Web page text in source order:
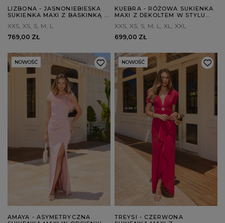
LIZBONA - JASNONIEBIESKA
SUKIENKA MAXI Z BASKINKĄ I
KWIATEM
XXS XS S M L
769,00 ZŁ
KUEBRA - RÓŻOWA SUKIENKA
MAXI Z DEKOLTEM W STYLU
XXS XS S M L XL XXL
699,00 ZŁ
NOWOŚĆ
AMAYA - ASYMETRYCZNA
NOWOŚĆ
TREYSI - CZERWONA